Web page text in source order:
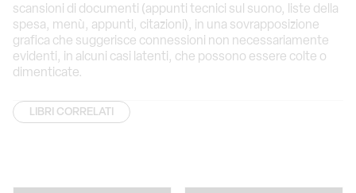
scansioni di documenti (appunti tecnici sul suono, liste della
spesa, menù, appunti, citazioni), in una sovrapposizione
grafica che suggerisce connessioni non necessariamente
evidenti, in alcuni casi latenti, che possono essere colte o
dimenticate.
LIBRI CORRELATI